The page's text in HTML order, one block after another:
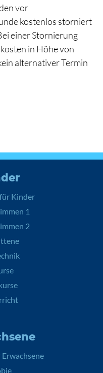
vor
kostenlos storniert
einer Stornierung
in Höhe von
alternativer Termin
Kinder
1
2